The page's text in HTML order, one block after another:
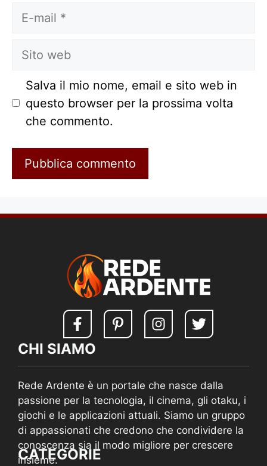
E-
Sito
Salva il mio nome, email e sito web in
questo browser per la prossima volta
che commento.
CHI SIAMO
Rede Ardente è un portale che nasce dalla
passione per la tecnologia, il cinema, gli otaku, i
giochi e le applicazioni attuali. Siamo un gruppo
di appassionati che credono che condividere la
conoscenza sia il modo migliore per crescere
insieme.
CATEGORIE